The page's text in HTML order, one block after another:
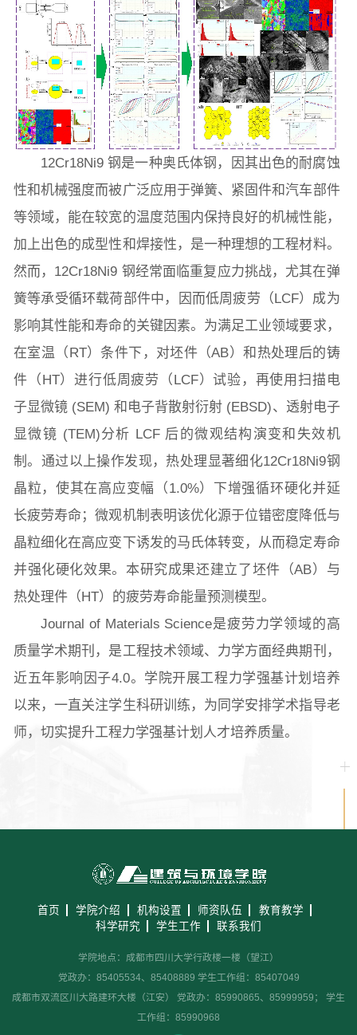
常用办公电话 办事流程 材料下载
12Cr18Ni9 钢是一种奥氏体钢，因其出色的耐腐蚀
性和机械强度而被广泛应用于弹簧、紧固件和汽车部件
等领域，能在较宽的温度范围内保持良好的机械性能，
加上出色的成型性和焊接性，是一种理想的工程材料。
然而，12Cr18Ni9 钢经常面临重复应力挑战，尤其在弹
簧等承受循环载荷部件中，因而低周疲劳（LCF）成为
影响其性能和寿命的关键因素。为满足工业领域要求，
在室温（RT）条件下，对坯件（AB）和热处理后的铸
件（HT）进行低周疲劳（LCF）试验，再使用扫描电
子显微镜 (SEM) 和电子背散射衍射 (EBSD)、透射电子
显微镜 (TEM)分析 LCF 后的微观结构演变和失效机
制。通过以上操作发现，热处理显著细化12Cr18Ni9钢
晶粒，使其在高应变幅（1.0%）下增强循环硬化并延
长疲劳寿命；微观机制表明该优化源于位错密度降低与
晶粒细化在高应变下诱发的马氏体转变，从而稳定寿命
并强化硬化效果。本研究成果还建立了坯件（AB）与
热处理件（HT）的疲劳寿命能量预测模型。
Journal of Materials Science是疲劳力学领域的高
质量学术期刊，是工程技术领域、力学方面经典期刊，
近五年影响因子4.0。学院开展工程力学强基计划培养
以来，一直关注学生科研训练，为同学安排学术指导老
师，切实提升工程力学强基计划人才培养质量。
首页 学院介绍 机构设置 师资队伍
教育教学
科学研究
学生工作 联系我们
学院地点：成都市四川大学行政楼一楼（望江）
党政办：85405534、85408889 学生工作组：85407049
成都市双流区川大路建环大楼（江安） 党政办：85990865、85999959； 学生
工作组：85990968